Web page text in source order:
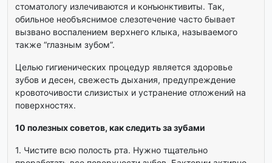
стоматологу излечиваются и конъюнктивиты. Так,
обильное необъяснимое слезотечение часто бывает
вызвано воспалением верхнего клыка, называемого
также “глазным зубом”.
Целью гигиенических процедур является здоровье
зубов и десен, свежесть дыхания, предупреждение
кровоточивости слизистых и устранение отложений на
поверхностях.
10 полезных советов, как следить за зубами
1. Чистите всю полость рта. Нужно тщательно